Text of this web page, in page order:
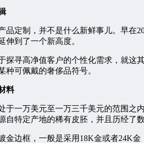
品定制，并不是什么新鲜事儿。早在
伸到了一个新高度。
探寻高净值客户的个性化需求，就这
种可佩戴的奢侈品符号。
料
于一万美元至一万三千美元的范围之
自特定产地的稀有皮胚，并且历经了
金边框，一般是采用18K金或者24K